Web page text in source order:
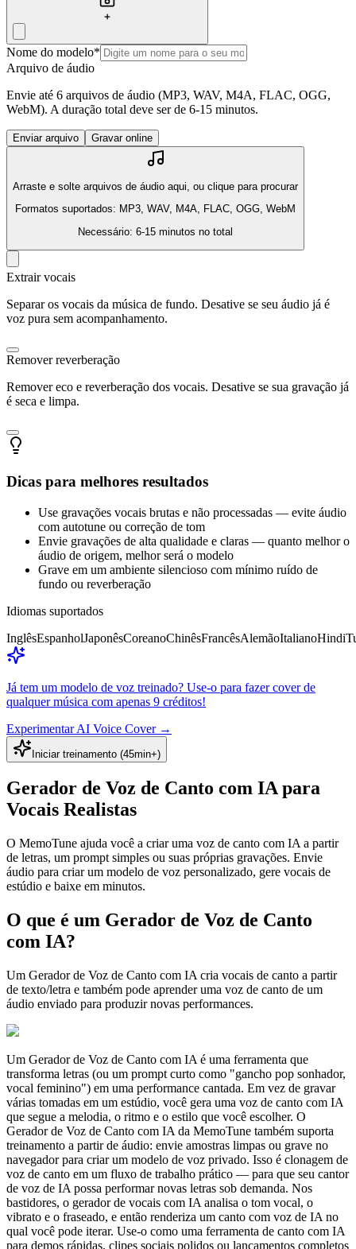
Nome do modelo*
Arquivo de áudio
Envie até 6 arquivos de áudio (MP3, WAV, M4A, FLAC, OGG,
WebM). A duração total deve ser de 6-15 minutos.
Enviar arquivo Gravar online
Arraste e solte arquivos de áudio aqui, ou clique para procurar
Formatos suportados: MP3, WAV, M4A, FLAC, OGG, WebM
Necessário: 6-15 minutos no total
Extrair vocais
Separar os vocais da música de fundo. Desative se seu áudio já é
voz pura sem acompanhamento.
Remover reverberação
Remover eco e reverberação dos vocais. Desative se sua gravação já
é seca e limpa.
Dicas para melhores resultados
Use gravações vocais brutas e não processadas — evite áudio
com autotune ou correção de tom
Envie gravações de alta qualidade e claras — quanto melhor o
áudio de origem, melhor será o modelo
Grave em um ambiente silencioso com mínimo ruído de
fundo ou reverberação
Idiomas suportados
InglêsEspanholJaponêsCoreanoChinêsFrancêsAlemãoItalianoHindi
Já tem um modelo de voz treinado? Use-o para fazer cover de
qualquer música com apenas 9 créditos!
Experimentar AI Voice Cover→
Iniciar treinamento (45min+)
Gerador de Voz de Canto com IA para
Vocais Realistas
O MemoTune ajuda você a criar uma voz de canto com IA a partir
de letras, um prompt simples ou suas próprias gravações. Envie
áudio para criar um modelo de voz personalizado, gere vocais de
estúdio e baixe em minutos.
O que é um Gerador de Voz de Canto
com IA?
Um Gerador de Voz de Canto com IA cria vocais de canto a partir
de texto/letra e também pode aprender uma voz de canto de um
áudio enviado para produzir novas performances.
Um Gerador de Voz de Canto com IA é uma ferramenta que
transforma letras (ou um prompt curto como "gancho pop sonhador,
vocal feminino") em uma performance cantada. Em vez de gravar
várias tomadas em um estúdio, você gera uma voz de canto com IA
que segue a melodia, o ritmo e o estilo que você escolher. O
Gerador de Voz de Canto com IA da MemoTune também suporta
treinamento a partir de áudio: envie amostras limpas ou grave no
navegador para criar um modelo de voz privado. Isso é clonagem de
voz de canto em um fluxo de trabalho prático — para que seu cantor
de voz de IA possa performar novas letras sob demanda. Nos
bastidores, o gerador de vocais com IA analisa o tom vocal, o
vibrato e o fraseado, e então renderiza um canto com voz de IA no
qual você pode iterar. Use-o como uma ferramenta de canto com IA
para demos rápidas, clipes sociais polidos ou lançamentos completos